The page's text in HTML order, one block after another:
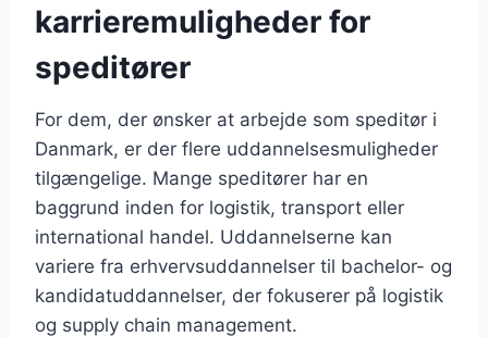
karrieremuligheder for
speditører
For dem, der ønsker at arbejde som speditør i
Danmark, er der flere uddannelsesmuligheder
tilgængelige. Mange speditører har en
baggrund inden for logistik, transport eller
international handel. Uddannelserne kan
variere fra erhvervsuddannelser til bachelor- og
kandidatuddannelser, der fokuserer på logistik
og supply chain management.